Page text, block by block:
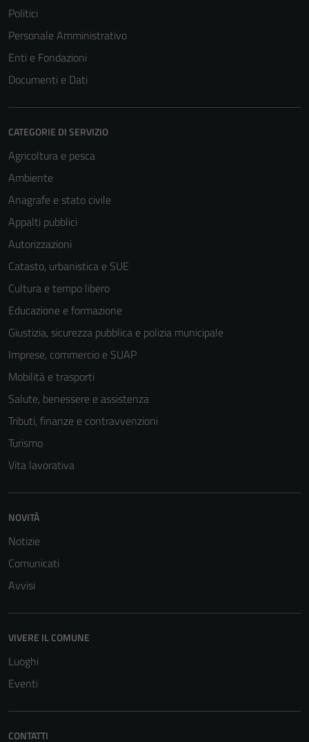
Politici
Personale Amministrativo
Enti e Fondazioni
Documenti e Dati
CATEGORIE DI SERVIZIO
Agricoltura e pesca
Ambiente
Anagrafe e stato civile
Appalti pubblici
Autorizzazioni
Catasto, urbanistica e SUE
Cultura e tempo libero
Educazione e formazione
Giustizia, sicurezza pubblica e polizia municipale
Imprese, commercio e SUAP
Mobilità e trasporti
Salute, benessere e assistenza
Tributi, finanze e contravvenzioni
Turismo
Vita lavorativa
NOVITÀ
Notizie
Comunicati
Avvisi
VIVERE IL COMUNE
Luoghi
Eventi
CONTATTI